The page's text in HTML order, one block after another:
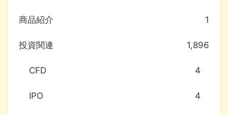
商品紹介 1
投資関連 1,896
CFD 4
IPO 4